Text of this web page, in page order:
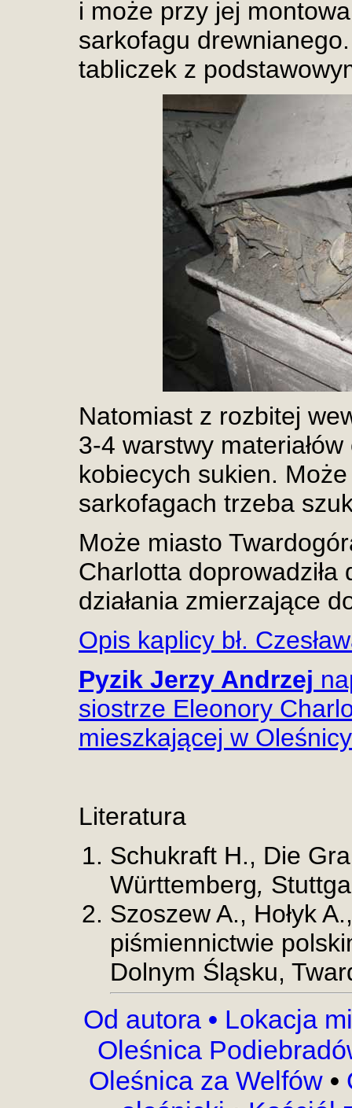
i może przy jej
sarkofagu
tabliczek z
Natomiast z rozbitej
3-4 warstwy
kobiecych sukien.
sarkofagach trzeba
Może miasto
Charlotta
działania zmierzające
Opis kaplicy bł.
Pyzik Jerzy Andrzej
siostrze Eleonory
mieszkającej w Oleśnicy
Literatura
Schukraft H., Die
Württemberg,
Szoszew A., Hołyk
piśmiennictwie
Dolnym Śląsku,
Od autora • Lokacja
Oleśnica
Oleśnica za Welfów •